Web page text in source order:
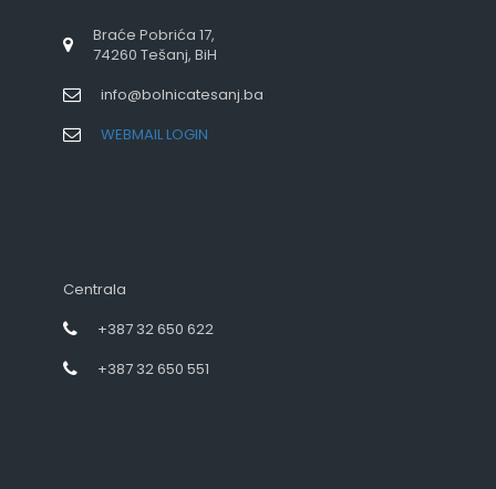
Braće Pobrića 17,
74260 Tešanj, BiH
info@bolnicatesanj.ba
WEBMAIL LOGIN
Centrala
+387 32 650 622
+387 32 650 551